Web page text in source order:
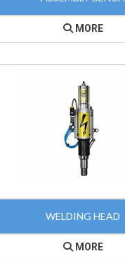
MORE
WELDING HEAD
MORE